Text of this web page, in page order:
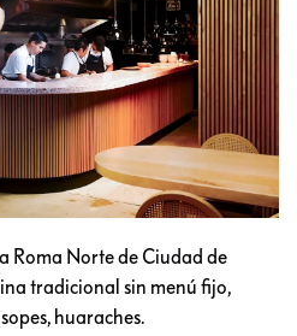
Roma Norte de Ciudad de
tradicional sin menú fijo,
huaraches.